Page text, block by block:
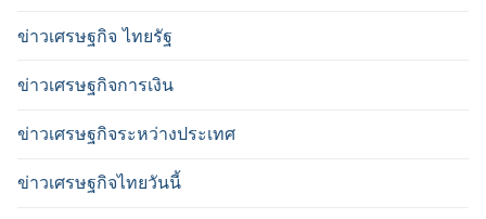
ข่าวเศรษฐกิจ ไทยรัฐ
ข่าวเศรษฐกิจการเงิน
ข่าวเศรษฐกิจระหว่างประเทศ
ข่าวเศรษฐกิจไทยวันนี้